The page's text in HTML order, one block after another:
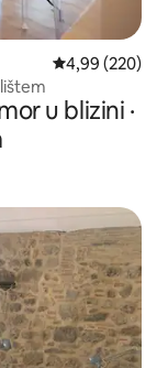
Prosječna
4,99 (220)
u blizini ·
gosti”